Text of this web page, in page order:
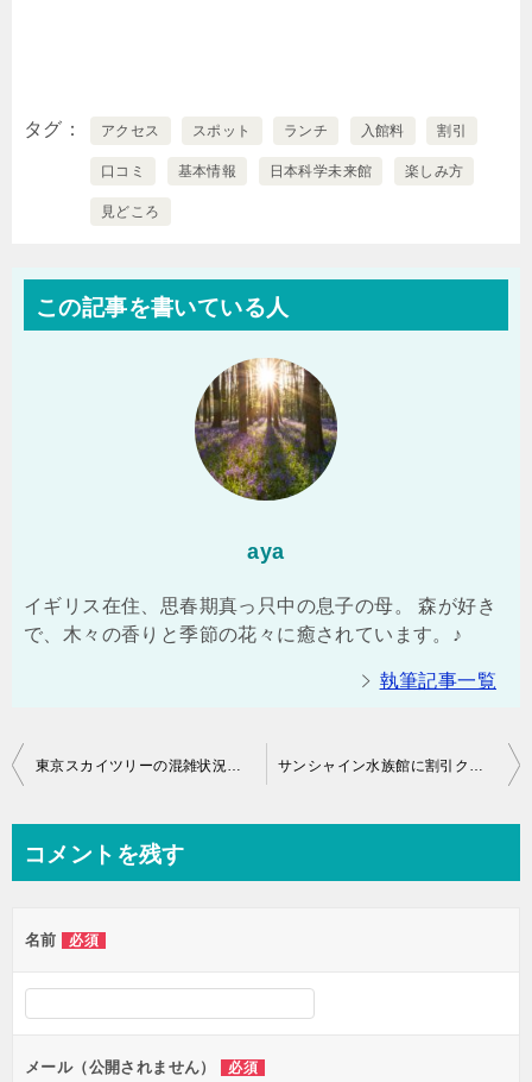
タグ アクセス スポット ランチ 入館料 割引
口コミ 基本情報 日本科学未来館 楽しみ方
見どころ
この記事を書いている人
aya
イギリス在住、思春期真っ只中の息子の母。 森が好き
で、木々の香りと季節の花々に癒されています。♪
執筆記事一覧
投
ビ
ー
シ
ン
東京スカイツリーの混雑状況は？当日券もある？ サンシャイン水族館に割引クーポンはある？
コメントを残す
名前 必須
メール（公開されません） 必須